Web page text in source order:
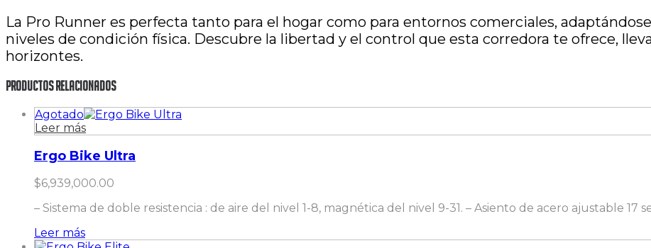
La Pro Runner es perfecta tanto para el hogar como para entornos comerciales,
niveles de condición física. Descubre la libertad y el control que esta corredora te ofrece,
horizontes.
Productos Relacionados
Agotado
Leer más
Ergo Bike Ultra
$6,939,000.00
– Sistema de doble resistencia : de aire del nivel 1-8, magnética del nivel 9-31. – Asiento de acero ajustable 17
Leer más